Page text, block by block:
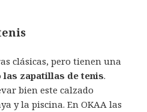
clásicas, pero tienen una
zapatillas de tenis.
bien este calzado
y la piscina. En OKAA las